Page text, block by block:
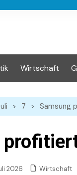
Wirtschaft
7 Samsung
2026 Wirtschaft